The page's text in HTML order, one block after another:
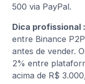
500 via PayPal.
Dica profissional :
entre Binance
antes de vender.
2% entre
acima de R$